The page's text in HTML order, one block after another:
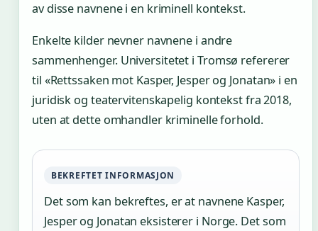
av disse navnene i en kriminell kontekst.
Enkelte kilder nevner navnene i andre
sammenhenger. Universitetet i Tromsø refererer
til «Rettssaken mot Kasper, Jesper og Jonatan» i en
juridisk og teatervitenskapelig kontekst fra 2018,
uten at dette omhandler kriminelle forhold.
BEKREFTET INFORMASJON
Det som kan bekreftes, er at navnene Kasper,
Jesper og Jonatan eksisterer i Norge. Det som